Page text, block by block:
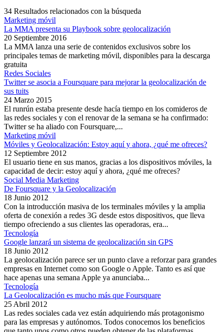
34 Resultados relacionados con la búsqueda
Marketing móvil
La MMA presenta su Playbook sobre geolocalización
20 Septiembre 2016
La MMA lanza una serie de contenidos exclusivos sobre los
principales temas de marketing móvil, disponibles para la descarga
gratuita
Redes Sociales
Twitter se asocia a Foursquare para mejorar la geolocalización de
sus tuits
24 Marzo 2015
El runrún estaba presente desde hacía tiempo en los comideros de
las redes sociales y con el renovar de la semana se ha confirmado:
Twitter se ha aliado con Foursquare,...
Marketing móvil
Móviles y Geolocalización: Estoy aquí y ahora, ¿qué me ofreces?
12 Septiembre 2012
El usuario tiene en sus manos, gracias a los dispositivos móviles, la
capacidad de decir: estoy aquí y ahora, ¿qué me ofreces?
Social Media Marketing
De Foursquare y la Geolocalización
18 Junio 2012
Con la introducción masiva de los terminales móviles y la amplia
oferta de conexión a redes 3G desde estos dispositivos, que lleva
tiempo ofreciendo a sus clientes las operadoras, era...
Tecnología
Google lanzará un sistema de geolocalización sin GPS
18 Junio 2012
La geolocalización parece ser un punto clave a reforzar para grandes
empresas en Internet como son Google o Apple. Tanto es así que
hace apenas una semana Apple ya anunciaba...
Tecnología
La Geolocalización es mucho más que Foursquare
25 Abril 2012
Las redes sociales cada vez están adquiriendo más protagonismo
para las empresas y autónomos. Todos conocemos los beneficios